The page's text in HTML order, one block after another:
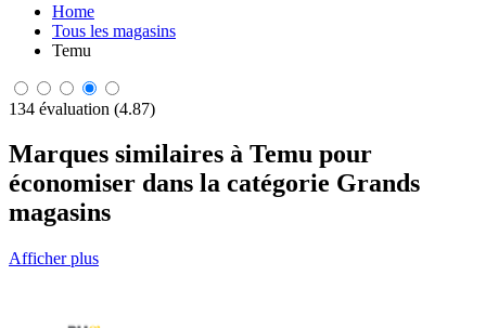
Home
Tous les magasins
Temu
134 évaluation (4.87)
Marques similaires à Temu pour
économiser dans la catégorie Grands
magasins
Afficher plus